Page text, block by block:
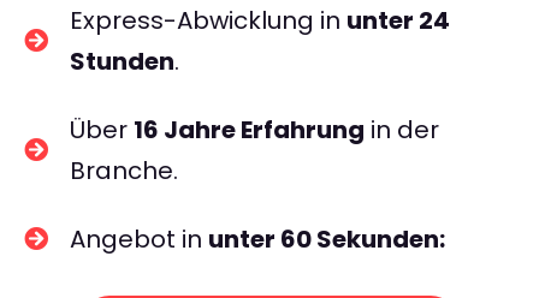
Express-Abwicklung in unter 24
Stunden.
Über 16 Jahre Erfahrung in der
Branche.
Angebot in unter 60 Sekunden: